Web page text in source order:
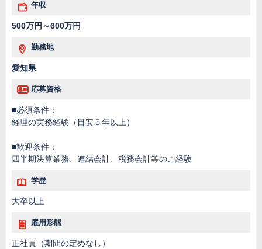
年収
500万円～600万円
勤務地
愛知県
応募資格
■必須条件：
経理の実務経験（目安５年以上）
■歓迎条件：
四半期決算業務、連結会計、税務会計等のご経験
学歴
大卒以上
雇用形態
正社員（期間の定めなし）